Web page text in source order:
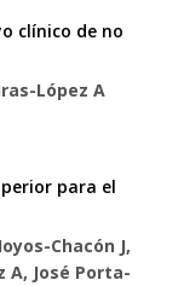
clínico de no
López A
para el
Chacón J,
A, José Porta-